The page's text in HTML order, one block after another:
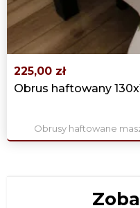
225,00 zł
Obrus haftowany
Obrusy haftowane